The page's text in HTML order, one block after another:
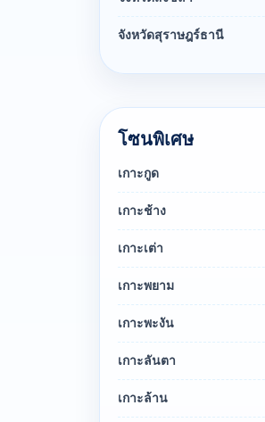
จังหวัดสุราษฎร์ธานี
โซนพิเศษ
เกาะกูด
เกาะช้าง
เกาะเต่า
เกาะพยาม
เกาะพะงัน
เกาะลันตา
เกาะล้าน